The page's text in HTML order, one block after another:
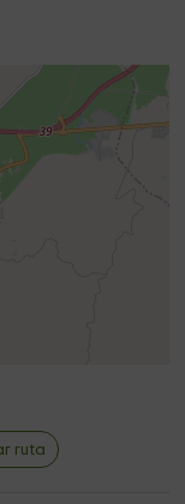
ruta